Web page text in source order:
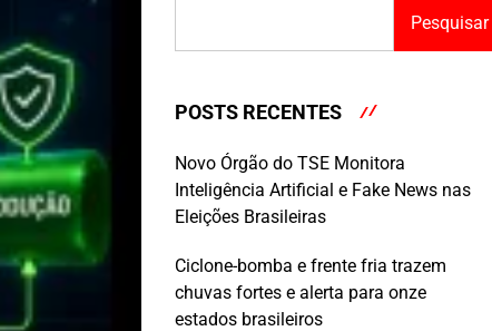
Pesquisar
POSTS RECENTES
Novo Órgão do TSE Monitora
Inteligência Artificial e Fake News nas
Eleições Brasileiras
Ciclone-bomba e frente fria trazem
chuvas fortes e alerta para onze
estados brasileiros